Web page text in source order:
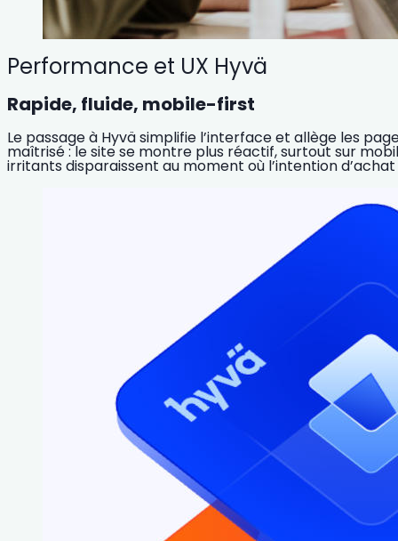
Performance et UX Hyvä
Rapide, fluide, mobile-first
Le passage à Hyvä simplifie l’interface et allège les
maîtrisé : le site se montre plus réactif, surtout sur
irritants disparaissent au moment où l’intention